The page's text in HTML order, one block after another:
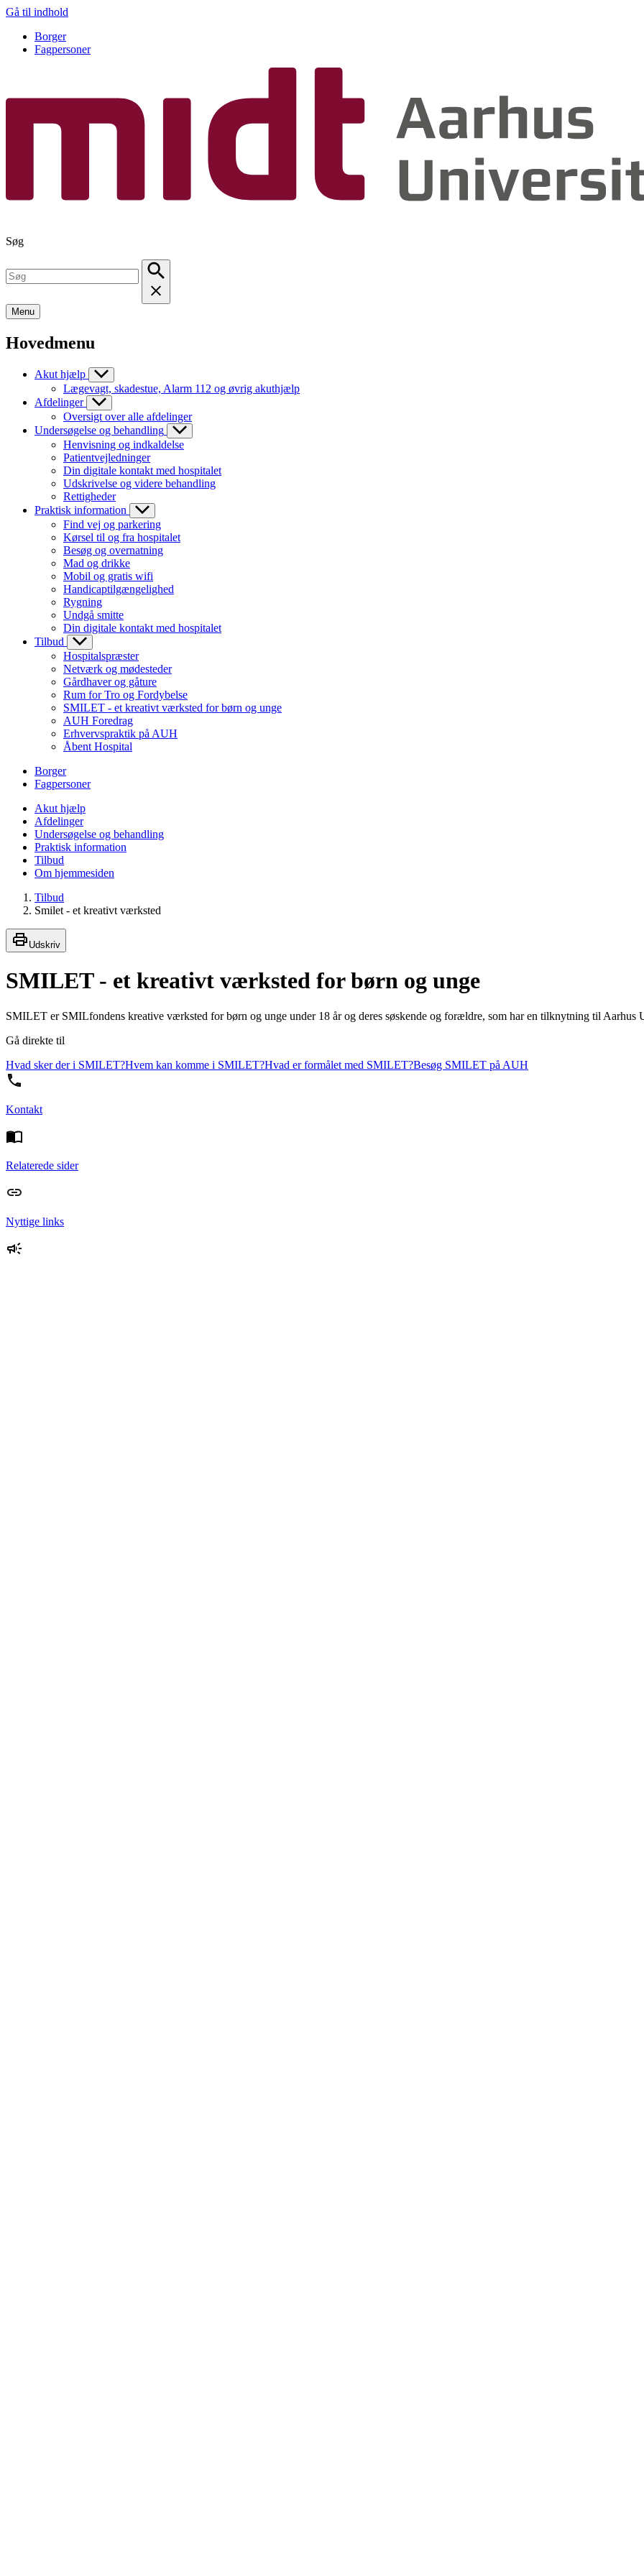
Gå til indhold
Borger
Fagpersoner
Søg
Menu
Hovedmenu
Akut hjælp
Lægevagt, skadestue, Alarm 112 og øvrig akuthjælp
Afdelinger
Oversigt over alle afdelinger
Undersøgelse og behandling
Henvisning og indkaldelse
Patientvejledninger
Din digitale kontakt med hospitalet
Udskrivelse og videre behandling
Rettigheder
Praktisk information
Find vej og parkering
Kørsel til og fra hospitalet
Besøg og overnatning
Mad og drikke
Mobil og gratis wifi
Handicaptilgængelighed
Rygning
Undgå smitte
Din digitale kontakt med hospitalet
Tilbud
Hospitalspræster
Netværk og mødesteder
Gårdhaver og gåture
Rum for Tro og Fordybelse
SMILET - et kreativt værksted for børn og unge
AUH Foredrag
Erhvervspraktik på AUH
Åbent Hospital
Borger
Fagpersoner
Akut hjælp
Afdelinger
Undersøgelse og behandling
Praktisk information
Tilbud
Om hjemmesiden
Tilbud
Smilet - et kreativt værksted
Udskriv
SMILET - et kreativt værksted for børn og unge
SMILET er SMILfondens kreative værksted for børn og unge under 18 år og deres søskende og forældre, som har en tilknytning til Aarhus
Gå direkte til
Hvad sker der i SMILET?Hvem kan komme i SMILET?Hvad er formålet med SMILET?Besøg SMILET på AUH
Kontakt
Relaterede sider
Nyttige links